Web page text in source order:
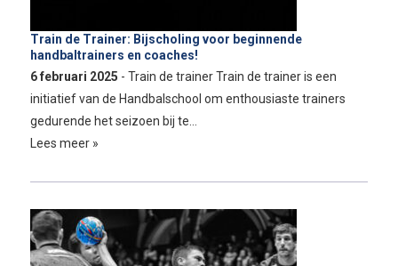
Train de Trainer: Bijscholing voor beginnende
handbaltrainers en coaches!
6 februari 2025 - Train de trainer Train de trainer is een
initiatief van de Handbalschool om enthousiaste trainers
gedurende het seizoen bij te…
Lees meer »